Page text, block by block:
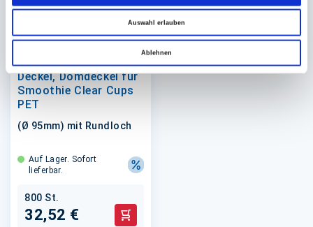
Auswahl erlauben
Ablehnen
Deckel, Domdeckel für
Smoothie Clear Cups
PET
(Ø 95mm) mit Rundloch
Auf Lager. Sofort
lieferbar.
800 St.
32,52 € In den Warenkorb